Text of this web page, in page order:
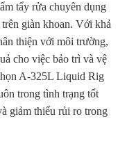
tẩy rửa chuyên dụng
giàn khoan. Với khả
thiện với môi trường,
cho việc bảo trì và vệ
A-325L Liquid Rig
trong tình trạng tốt
giảm thiểu rủi ro trong